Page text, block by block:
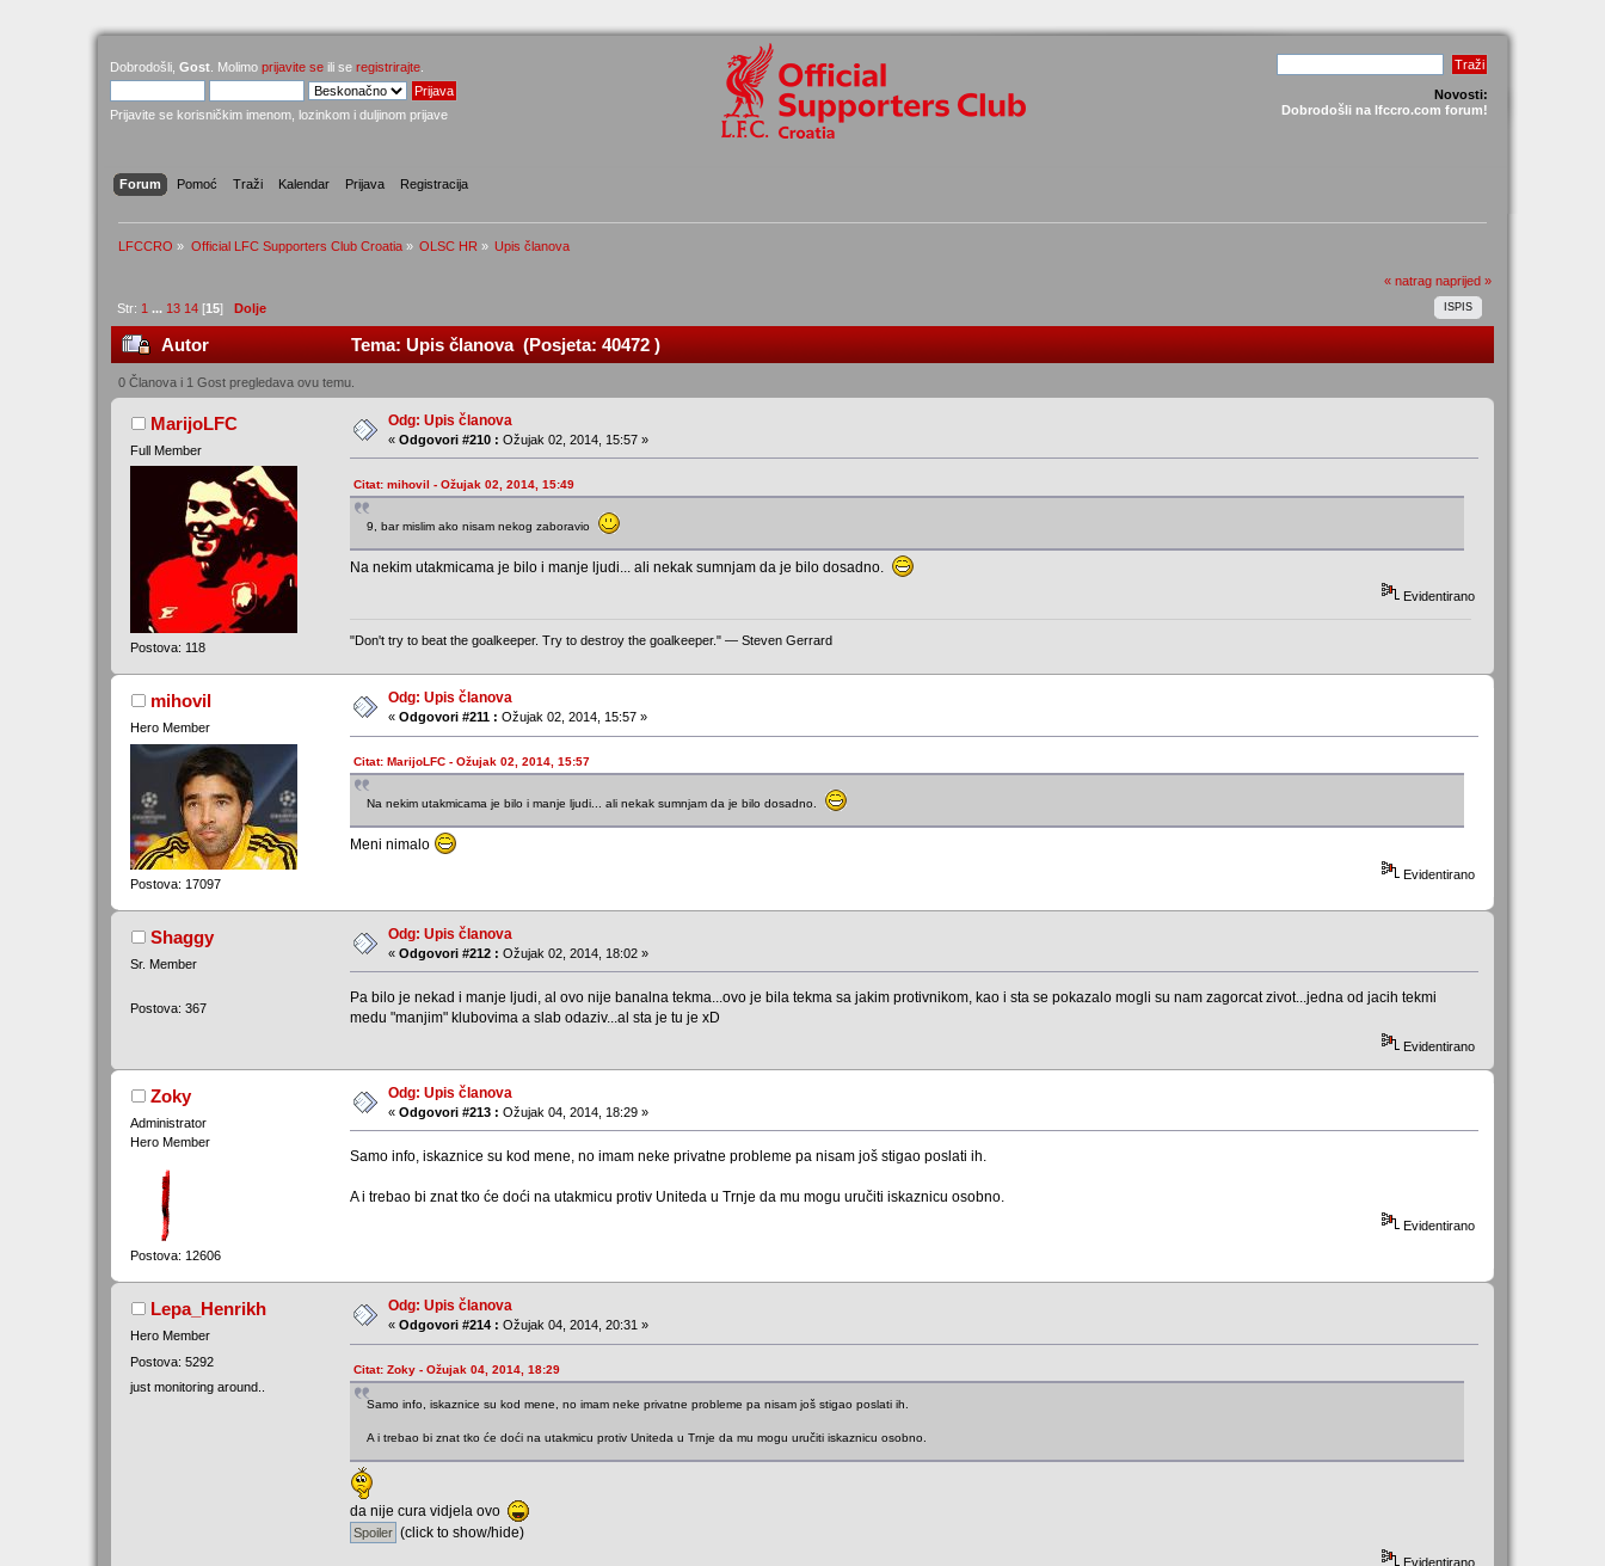
Dobrodošli,Gost . Molimoprijavite se ili seregistrirajte
Prijavite se korisničkim imenom, lozinkom i duljinom prijave
Novosti:
Dobrodošli na lfccro.com forum!
Forum Pomoć Traži Kalendar Prijava Registracija
LFCCRO » Official LFC Supporters Club Croatia» OLSC HR » Upis članova
« natrag naprijed »
ISPIS
Str: 1 ... 13 14 [15]Dolje
Autor Tema: Upis članova (Posjeta: 40472 )
0 Članova i 1 Gost pregledava ovu temu.
MarijoLFC
Full Member
Postova: 118
Odg: Upis članova
«Odgovori #210 : Ožujak 02, 2014, 15:57 »
Citat: mihovil - Ožujak 02, 2014, 15:49
9, bar mislim ako nisam nekog zaboravio
Na nekim utakmicama je bilo i manje ljudi... ali nekak sumnjam da je bilo dosadno.
Evidentirano
"Don't try to beat the goalkeeper. Try to destroy the goalkeeper." — Steven Gerrard
mihovil
Hero Member
Postova: 17097
Odg: Upis članova
«Odgovori #211 : Ožujak 02, 2014, 15:57 »
Citat: MarijoLFC - Ožujak 02, 2014, 15:57
Na nekim utakmicama je bilo i manje ljudi... ali nekak sumnjam da je bilo dosadno.
Meni nimalo
Evidentirano
Shaggy
Sr. Member
Postova: 367
Odg: Upis članova
«Odgovori #212 : Ožujak 02, 2014, 18:02 »
Pa bilo je nekad i manje ljudi, al ovo nije banalna tekma...ovo je bila tekma sa jakim protivnikom, kao i sta se pokazalo mogli su nam zagorcat zivot...jedna od jacih tekmi
medu "manjim" klubovima a slab odaziv...al sta je tu je xD
Evidentirano
Zoky
Administrator
Hero Member
Postova: 12606
Odg: Upis članova
«Odgovori #213 : Ožujak 04, 2014, 18:29 »
Samo info, iskaznice su kod mene, no imam neke privatne probleme pa nisam još stigao poslati ih.
A i trebao bi znat tko će doći na utakmicu protiv Uniteda u Trnje da mu mogu uručiti iskaznicu osobno.
Evidentirano
Lepa_Henrikh
Hero Member
Postova: 5292
just monitoring around..
Odg: Upis članova
«Odgovori #214 : Ožujak 04, 2014, 20:31 »
Citat: Zoky - Ožujak 04, 2014, 18:29
Samo info, iskaznice su kod mene, no imam neke privatne probleme pa nisam još stigao poslati ih.
A i trebao bi znat tko će doći na utakmicu protiv Uniteda u Trnje da mu mogu uručiti iskaznicu osobno.
da nije cura vidjela ovo
(click to show/hide)
Evidentirano